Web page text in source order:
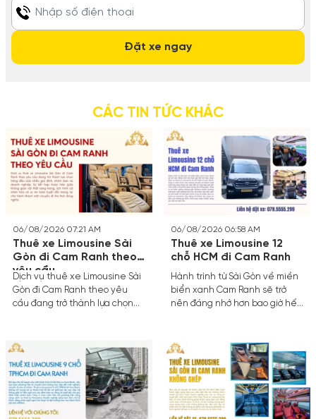
CÁC TIN TỨC KHÁC
06/08/2026 07:21 AM
Thuê xe Limousine Sài
Gòn đi Cam Ranh theo
yêu cầu
Dịch vụ thuê xe Limousine Sài
Gòn đi Cam Ranh theo yêu
cầu đang trở thành lựa chọn
kết hợp hoàn hảo giữa không
gian nội thất sang trọng, lịch
trình cá nhân hóa và sự an
toàn tuyệt đối mang lại cho
hành khách một chuyến đi thư
thái đúng nghĩa.
06/08/2026 06:58 AM
Thuê xe Limousine 12
chỗ HCM đi Cam Ranh
Hành trình từ Sài Gòn về miền
biển xanh Cam Ranh sẽ trở
nên đáng nhớ hơn bao giờ hết
Ranh.